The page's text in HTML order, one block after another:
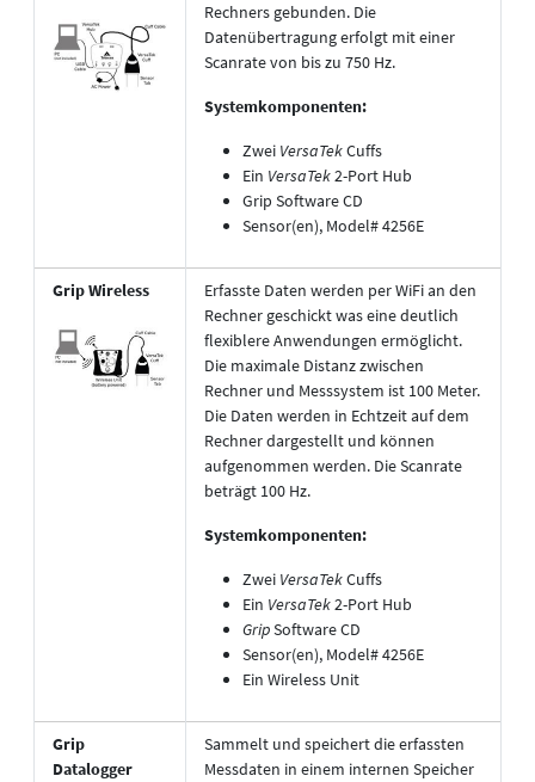
Rechners gebunden. Die
Datenübertragung erfolgt mit einer
Scanrate von bis zu 750 Hz.
Systemkomponenten:
Zwei VersaTekCuffs
Ein VersaTek2-Port Hub
Grip Software CD
Sensor(en), Model# 4256E
Grip Wireless
Erfasste Daten werden per WiFi an den
Rechner geschickt was eine deutlich
flexiblere Anwendungen ermöglicht.
Die maximale Distanz zwischen
Rechner und Messsystem ist 100 Meter.
Die Daten werden in Echtzeit auf dem
Rechner dargestellt und können
aufgenommen werden. Die Scanrate
beträgt 100 Hz.
Systemkomponenten:
Zwei VersaTekCuffs
Ein VersaTek2-Port Hub
GripSoftware CD
Sensor(en), Model# 4256E
Ein Wireless Unit
Grip
Datalogger
Sammelt und speichert die erfassten
Messdaten in einem internen Speicher